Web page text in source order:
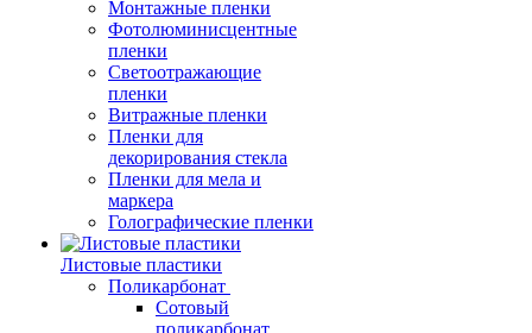
Монтажные пленки
Фотолюминисцентные
пленки
Светоотражающие
пленки
Витражные пленки
Пленки для
декорирования стекла
Пленки для мела и
маркера
Голографические пленки
Листовые пластики
Поликарбонат
Сотовый
поликарбонат